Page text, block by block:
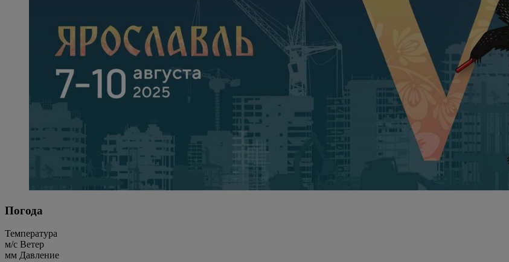
Погода
Температура
м/c Ветер
мм Давление